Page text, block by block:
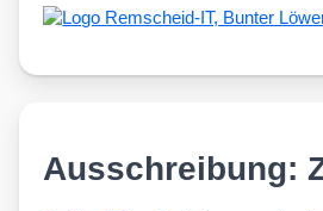
Ausschreibung: